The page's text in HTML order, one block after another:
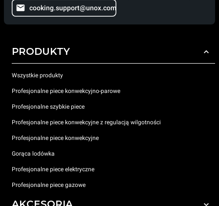
cooking.support@unox.com
PRODUKTY
Wszystkie produkty
Profesjonalne piece konwekcyjno-parowe
Profesjonalne szybkie piece
Profesjonalne piece konwekcyjne z regulacją wilgotności
Profesjonalne piece konwekcyjne
Gorąca lodówka
Profesjonalne piece elektryczne
Profesjonalne piece gazowe